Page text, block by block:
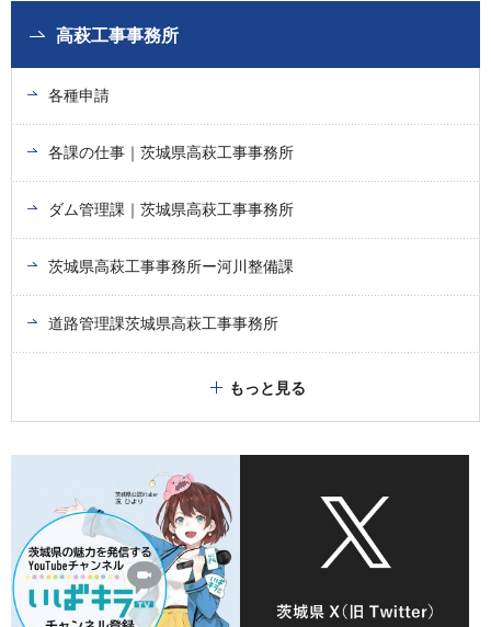
高萩工事事務所
各種申請
各課の仕事｜茨城県高萩工事事務所
ダム管理課｜茨城県高萩工事事務所
茨城県高萩工事事務所ー河川整備課
道路管理課茨城県高萩工事事務所
もっと見る